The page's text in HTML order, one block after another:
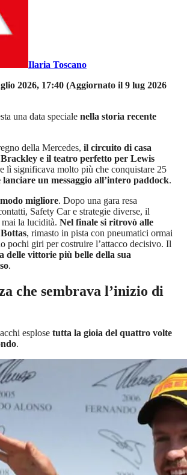
Ilaria Toscano
2026, 17:40 (Aggiornato il 9 lug 2026
una data speciale nella storia recente
della Mercedes, il circuito di casa
e il teatro perfetto per Lewis
lì significava molto più che conquistare 25
un messaggio all’intero paddock.
migliore. Dopo una gara resa
Safety Car e strategie diverse, il
mai la lucidità. Nel finale si ritrovò alle
, rimasto in pista con pneumatici ormai
pochi giri per costruire l’attacco decisivo. Il
delle vittorie più belle della sua
.
che sembrava l’inizio di
esplose tutta la gioia del quattro volte
.